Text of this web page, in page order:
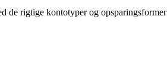
de rigtige kontotyper og opsparingsformer